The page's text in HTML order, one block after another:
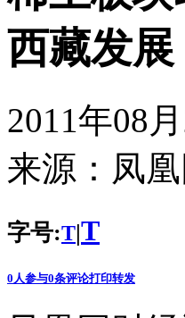
西藏发展
2011年08
来源： 凤
字号:T|T
0 人参与0条评论打印转发